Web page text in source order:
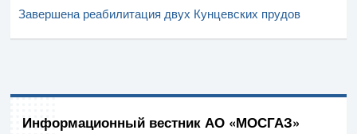
Завершена реабилитация двух Кунцевских прудов
Информационный вестник АО «МОСГАЗ»